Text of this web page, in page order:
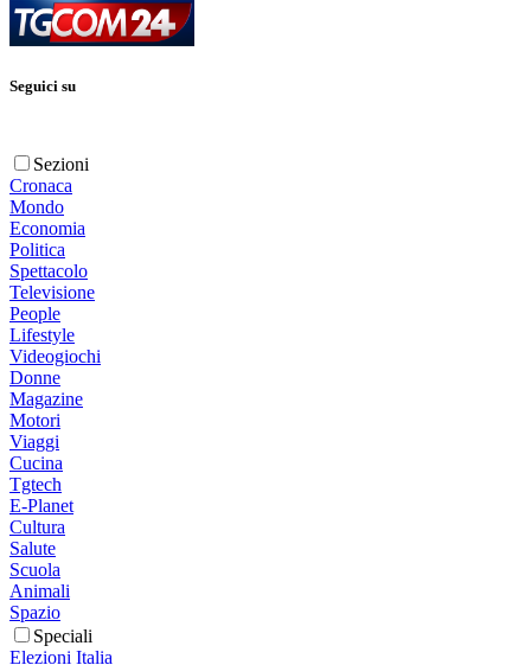
Seguici su
Sezioni
Cronaca
Mondo
Economia
Politica
Spettacolo
Televisione
People
Lifestyle
Videogiochi
Donne
Magazine
Motori
Viaggi
Cucina
Tgtech
E-Planet
Cultura
Salute
Scuola
Animali
Spazio
Speciali
Elezioni Italia